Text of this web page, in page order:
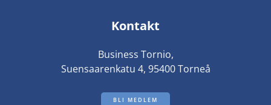
Kontakt
Business Tornio,
Suensaarenkatu 4, 95400 Torneå
BLI MEDLEM